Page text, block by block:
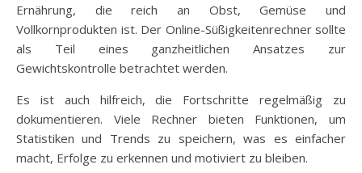
Ernährung, die reich an Obst, Gemüse und
Vollkornprodukten ist. Der Online-Süßigkeitenrechner sollte
als Teil eines ganzheitlichen Ansatzes zur
Gewichtskontrolle betrachtet werden.
Es ist auch hilfreich, die Fortschritte regelmäßig zu
dokumentieren. Viele Rechner bieten Funktionen, um
Statistiken und Trends zu speichern, was es einfacher
macht, Erfolge zu erkennen und motiviert zu bleiben.